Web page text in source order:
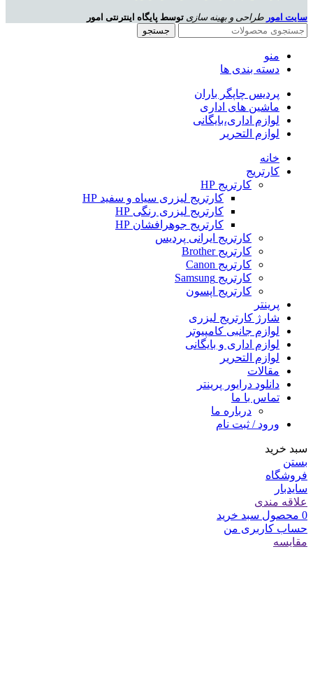
سایت امور طراحی و بهینه سازی توسط پایگاه اینترنتی امور
جستجو
منو
دسته بندی ها
پردیس چاپگر باران
ماشین های اداری
لوازم اداری،بایگانی
لوازم التحریر
خانه
کارتریج
کارتریج HP
کارتریج لیزری سیاه و سفید HP
کارتریج لیزری رنگی HP
کارتریج جوهرافشان HP
کارتریج ایرانی پردیس
کارتریج Brother
کارتریج Canon
کارتریج Samsung
کارتریج اپسون
پرینتر
شارژ کارتریج لیزری
لوازم جانبی کامپیوتر
لوازم اداری و بایگانی
لوازم التحریر
مقالات
دانلود درایور پرینتر
تماس با ما
درباره ما
ورود / ثبت نام
سبد خرید
بستن
فروشگاه
سایدبار
علاقه مندی
0 محصول سبد خرید
حساب کاربری من
مقایسه